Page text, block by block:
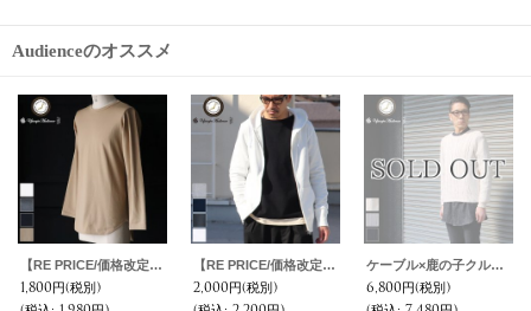
Audienceのオススメ
【RE PRICE/価格改定】コーマ天竺ロング丈長袖Tシャツ【MADE IN JAPAN】『日本製』/ Upscape Audience
1,800円(税別)
【RE PRICE/価格改定】裏毛フードZIPパーカー【MADE IN JAPAN】『日本製』/ Upscape Audience
2,000円(税別)
ケーブル×鹿の子クルーネックコットンニット【MADE IN JAPAN】『日本製』/ Upscape Audience
6,800円(税別)